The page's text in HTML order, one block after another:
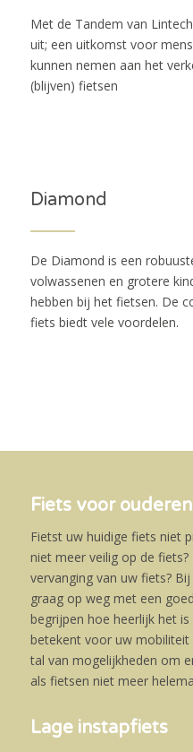
Met de Tandem van
uit; een uitkomst voor
kunnen nemen aan het
(blijven) fietsen
Diamond
De Diamond is een
volwassenen en grotere
hebben bij het fietsen. De
fiets biedt vele voordelen.
Fiets voor ouderen
Fietst uw huidige fiets niet
niet meer veilig op de
vervanging van uw fiets?
graag op weg met een
begrijpen hoe heerlijk het
betekent voor uw mobiliteit
tal van mogelijkheden om
als fietsen niet meer
Lage instapfiets